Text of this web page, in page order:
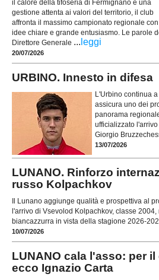
il calore della tifoseria di Fermignano e una
gestione attenta ai valori del territorio, il club
affronta il massimo campionato regionale con
idee chiare e grande entusiasmo. Le parole
Direttore Generale ... leggi
20/07/2026
URBINO. Innesto in difesa
L'Urbino continua
assicura uno dei
panorama
ufficializzato
Giorgio
13/07/2026
LUNANO. Rinforzo
russo Kolpachkov
Il Lunano aggiunge qualità e prospettiva al
l'arrivo di Vsevolod Kolpachkov, classe
biancazzurra in vista della stagione 2026-
10/07/2026
LUNANO cala l'asso: per
ecco Ignazio Carta